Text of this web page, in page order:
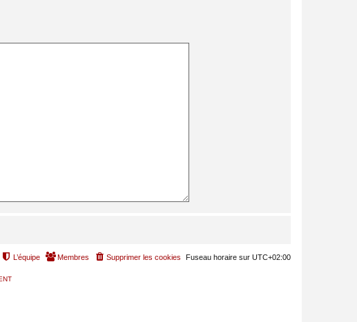
Fuseau horaire sur UTC+02:00
Supprimer les cookies
Membres
L’équipe